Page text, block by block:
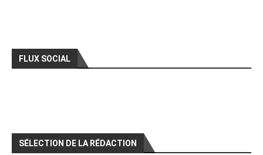
FLUX SOCIAL
SÉLECTION DE LA RÉDACTION